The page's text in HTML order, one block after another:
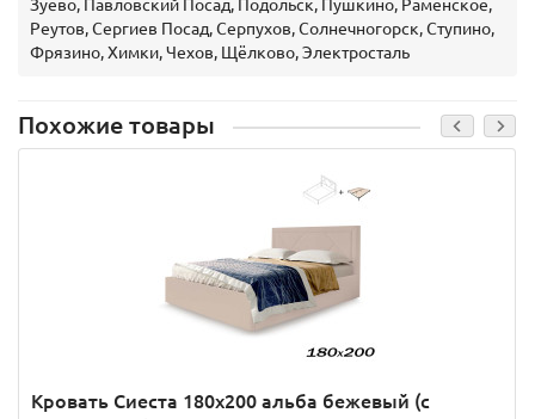
Зуево, Павловский Посад, Подольск, Пушкино, Раменское,
Реутов, Сергиев Посад, Серпухов, Солнечногорск, Ступино,
Фрязино, Химки, Чехов, Щёлково, Электросталь
Похожие товары
Кровать Сиеста 180х200 альба бежевый (с